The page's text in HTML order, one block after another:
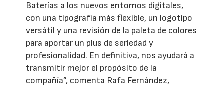
Baterías a los nuevos entornos digitales,
con una tipografía más flexible, un logotipo
versátil y una revisión de la paleta de colores
para aportar un plus de seriedad y
profesionalidad. En definitiva, nos ayudará a
transmitir mejor el propósito de la
compañía”, comenta Rafa Fernández,